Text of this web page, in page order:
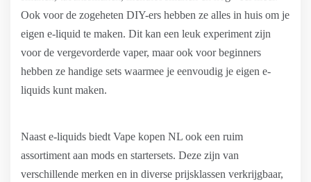
Ook voor de zogeheten DIY-ers hebben ze alles in huis om je
eigen e-liquid te maken. Dit kan een leuk experiment zijn
voor de vergevorderde vaper, maar ook voor beginners
hebben ze handige sets waarmee je eenvoudig je eigen e-
liquids kunt maken.
Naast e-liquids biedt Vape kopen NL ook een ruim
assortiment aan mods en startersets. Deze zijn van
verschillende merken en in diverse prijsklassen verkrijgbaar,